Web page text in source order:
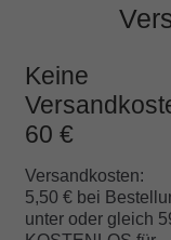
auf
Kundenbe
Keine
60 €
Versandkosten:
5,50 € bei
unter oder gleich